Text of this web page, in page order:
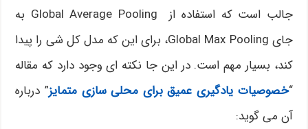
جالب است که استفاده از Global Average Pooling به
جای Global Max Pooling، برای این که مدل کل شی را پیدا
کند، بسیار مهم است. در این جا نکته ای وجود دارد که مقاله
“خصوصیات یادگیری عمیق برای محلی سازی متمایز” درباره
آن می گوید: